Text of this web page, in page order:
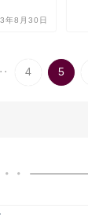
年8月30日
4 5